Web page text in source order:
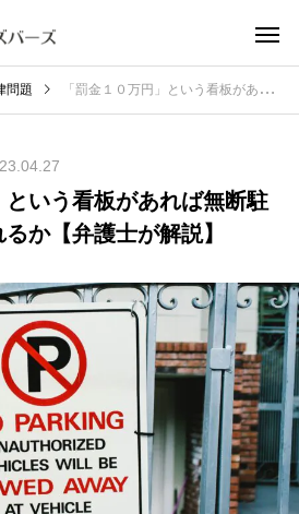
問題 「罰金１０万円」という看板があれば無断駐車した者からとれるか【弁護士が解説】
という看板があれば無断駐
か【弁護士が解説】